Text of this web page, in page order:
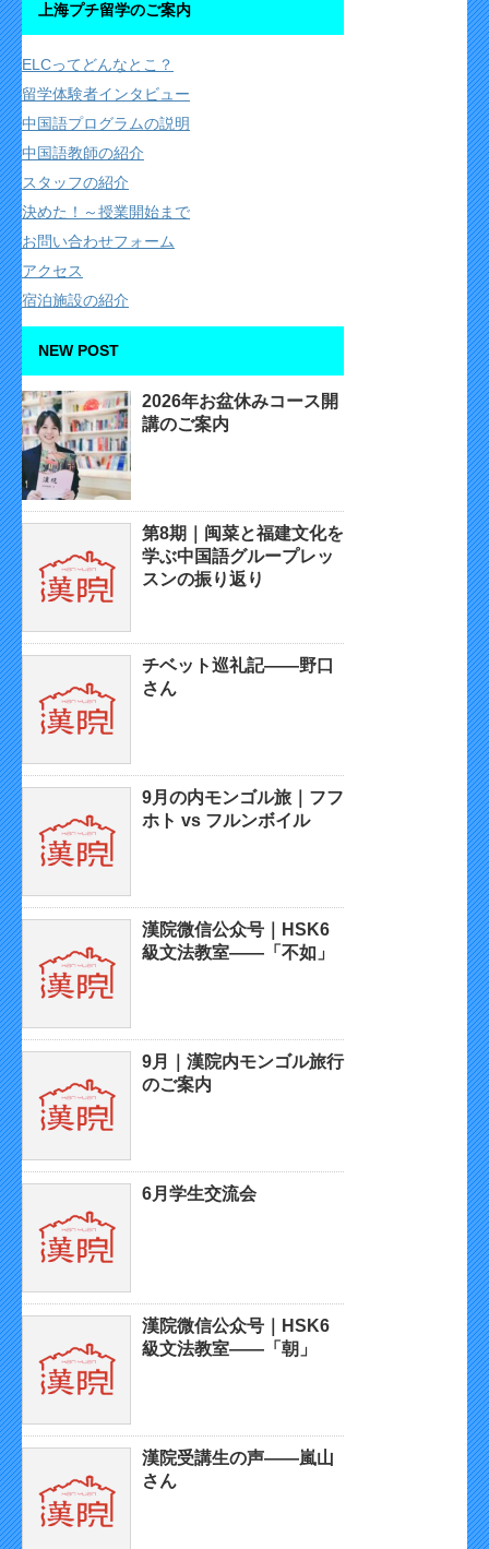
上海プチ留学のご案内
ELCってどんなとこ？
留学体験者インタビュー
中国語プログラムの説明
中国語教師の紹介
スタッフの紹介
決めた！～授業開始まで
お問い合わせフォーム
アクセス
宿泊施設の紹介
NEW POST
2026年お盆休みコース開
講のご案内
第8期｜闽菜と福建文化を
学ぶ中国語グループレッ
スンの振り返り
チベット巡礼記——野口
さん
9月の内モンゴル旅｜フフ
ホト vs フルンボイル
漢院微信公众号｜HSK6
級文法教室——「不如」
9月｜漢院内モンゴル旅行
のご案内
6月学生交流会
漢院微信公众号｜HSK6
級文法教室——「朝」
漢院受講生の声——嵐山
さん